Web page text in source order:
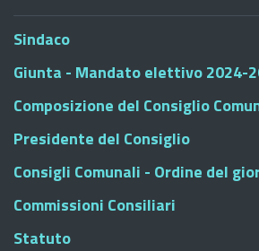
Sindaco
Giunta - Mandato elettivo 2024-
Composizione del Consiglio
Presidente del Consiglio
Consigli Comunali - Ordine del
Commissioni Consiliari
Statuto